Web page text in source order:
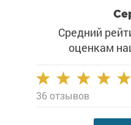
Средний
оценкам
36 отзывов